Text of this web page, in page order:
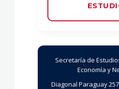
Secretaría de
Economía y
Diagonal Paraguay